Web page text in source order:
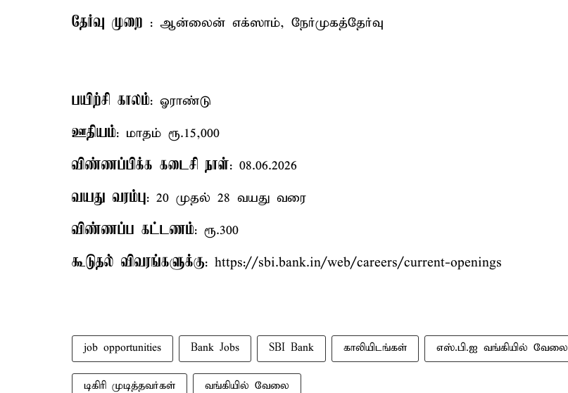
தேர்வு முறை : ஆன்லைன் எக்ஸாம், நேர்முகத்தேர்வு
பயிற்சி காலம்: ஓராண்டு
ஊதியம்: மாதம் ரூ.15,000
விண்ணப்பிக்க கடைசி நாள்: 08.06.2026
வயது வரம்பு: 20 முதல் 28 வயது வரை
விண்ணப்ப கட்டணம்: ரூ.300
கூடுதல் விவரங்களுக்கு: https://sbi.bank.in/web/careers/current-openings
job opportunities Bank Jobs SBI Bank காலியிடங்கள் எஸ்.பி.ஐ வங்கியில் வேலை
டிகிரி முடித்தவர்கள் வங்கியில் வேலை